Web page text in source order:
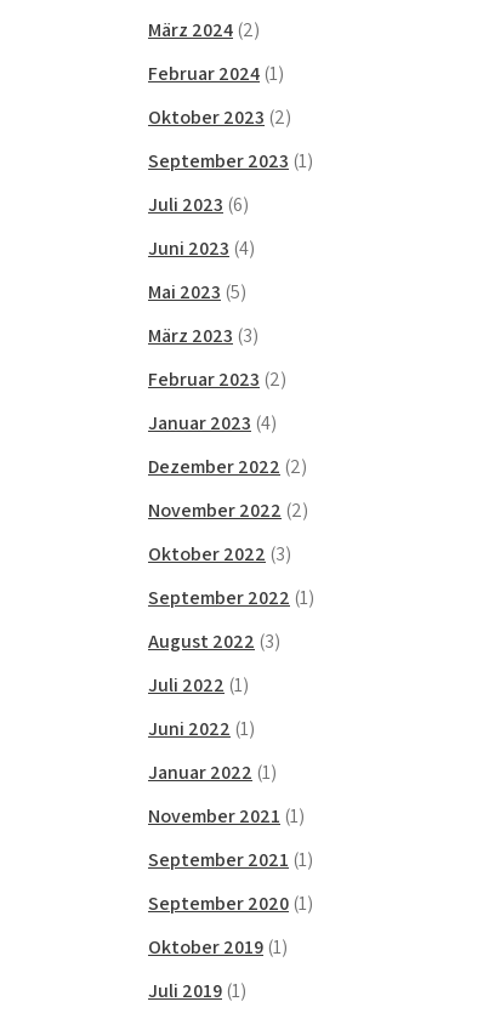
März 2024(2)
Februar 2024(1)
Oktober 2023 (2)
September 2023 (1)
Juli 2023 (6)
Juni 2023 (4)
Mai 2023 (5)
März 2023 (3)
Februar 2023 (2)
Januar 2023 (4)
Dezember 2022 (2)
November 2022 (2)
Oktober 2022 (3)
September 2022 (1)
August 2022 (3)
Juli 2022 (1)
Juni 2022 (1)
Januar 2022 (1)
November 2021 (1)
September 2021 (1)
September 2020(1)
Oktober 2019(1)
Juli 2019(1)